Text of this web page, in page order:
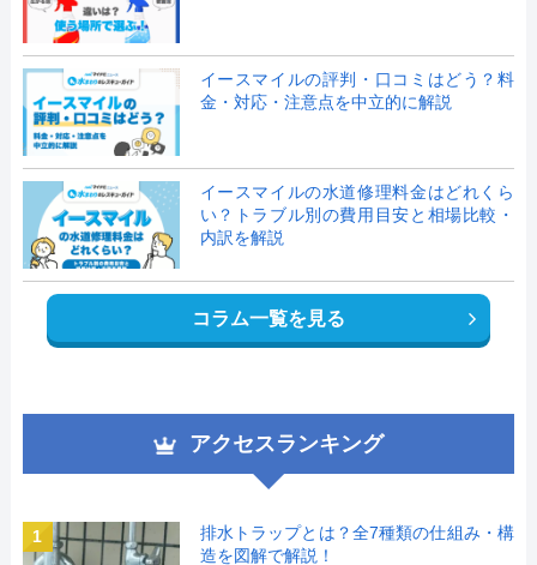
イースマイルの評判・口コミはどう？料
金・対応・注意点を中立的に解説
イースマイルの水道修理料金はどれくら
い？トラブル別の費用目安と相場比較・
内訳を解説
コラム一覧を見る
アクセスランキング
1
排水トラップとは？全7種類の仕組み・構
造を図解で解説！